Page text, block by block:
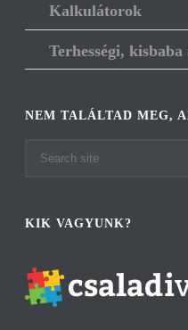
Kalkulátorok
Terhességi, kisbaba
NEM TALÁLTAD MEG,
KIK VAGYUNK?